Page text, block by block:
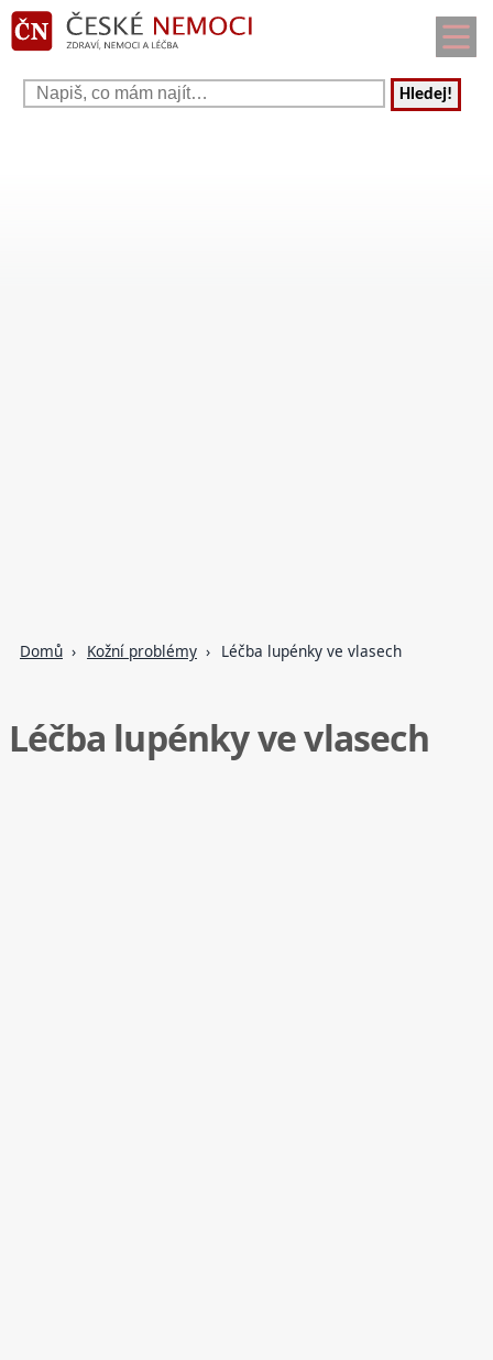
Hledej!
Domů Kožní problémy Léčba lupénky ve vlasech
Léčba lupénky ve vlasech